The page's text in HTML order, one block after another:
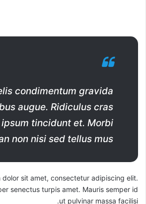
condimentum gravida
augue. Ridiculus cras
ipsum tincidunt et. Morbi
non nisi sed tellus mus.
dolor sit amet, consectetur adipiscing elit.
senectus turpis amet. Mauris semper id
ut pulvinar massa facilisi.